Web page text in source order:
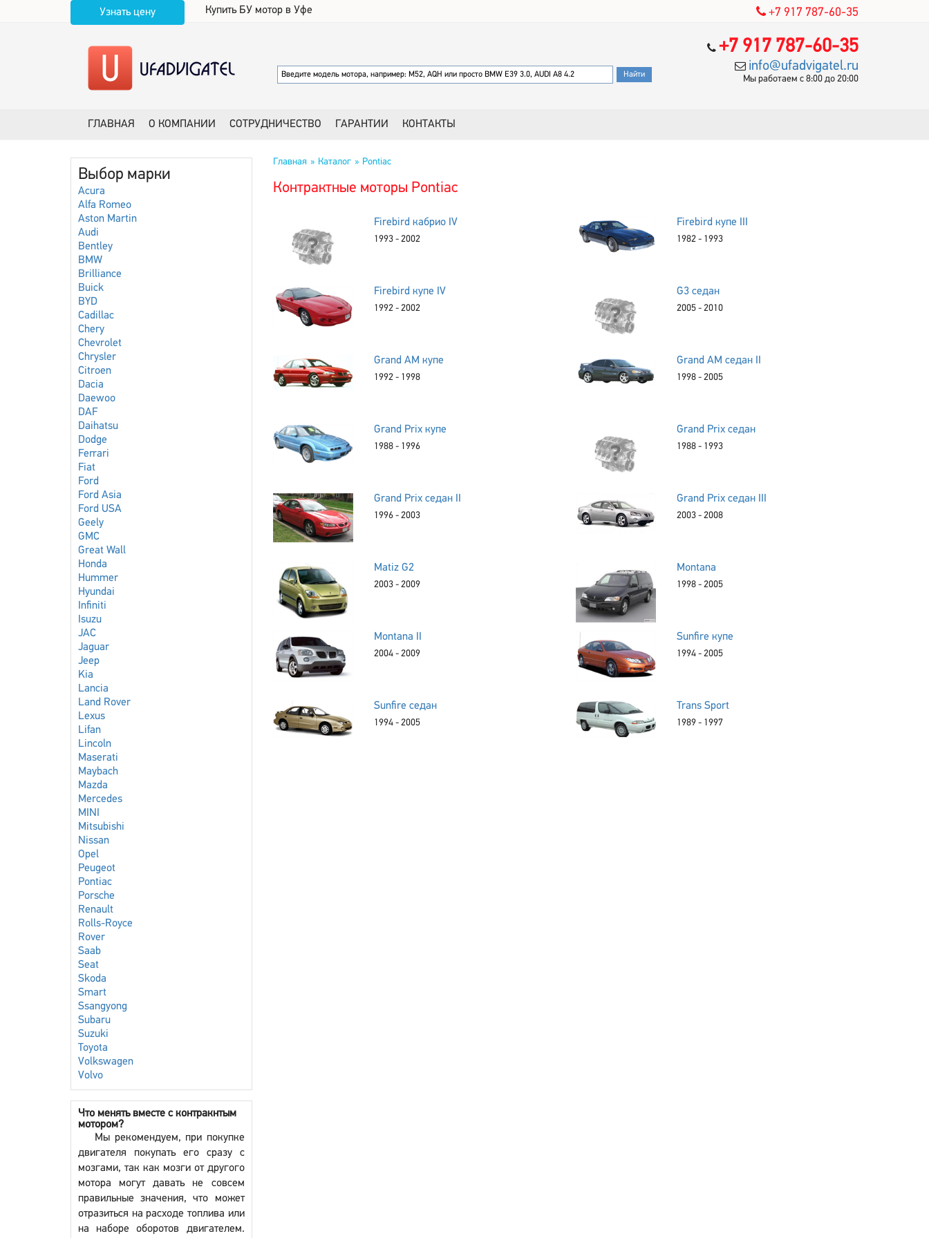
Узнать цену Купить БУ мотор в Уфе +7 917 787-60-35
+7 917 787-60-35
info@ufadvigatel.ru
Мы работаем с 8:00 до 20:00
ГЛАВНАЯ О КОМПАНИИ СОТРУДНИЧЕСТВО ГАРАНТИИ КОНТАКТЫ
Выбор марки
Acura
Alfa Romeo
Aston Martin
Audi
Bentley
BMW
Brilliance
Buick
BYD
Cadillac
Chery
Chevrolet
Chrysler
Citroen
Dacia
Daewoo
DAF
Daihatsu
Dodge
Ferrari
Fiat
Ford
Ford Asia
Ford USA
Geely
GMC
Great Wall
Honda
Hummer
Hyundai
Infiniti
Isuzu
JAC
Jaguar
Jeep
Kia
Lancia
Land Rover
Lexus
Lifan
Lincoln
Maserati
Maybach
Mazda
Mercedes
MINI
Mitsubishi
Nissan
Opel
Peugeot
Pontiac
Porsche
Renault
Rolls-Royce
Rover
Saab
Seat
Skoda
Smart
Ssangyong
Subaru
Suzuki
Toyota
Volkswagen
Volvo
Что менять вместе с контракнтым
мотором?
Мы рекомендуем, при покупке
двигателя покупать его сразу с
мозгами, так как мозги от другого
мотора могут давать не совсем
правильные значения, что может
отразиться на расходе топлива или
на наборе оборотов двигателем.
Главная Каталог Pontiac
Контрактные моторы Pontiac
Firebird кабрио IV
1993 - 2002
Firebird купе III
1982 - 1993
Firebird купе IV
1992 - 2002
G3 седан
2005 - 2010
Grand AM купе
1992 - 1998
Grand AM седан II
1998 - 2005
Grand Prix купе
1988 - 1996
Grand Prix седан
1988 - 1993
Grand Prix седан II
1996 - 2003
Grand Prix седан III
2003 - 2008
Matiz G2
2003 - 2009
Montana
1998 - 2005
Montana II
2004 - 2009
Sunfire купе
1994 - 2005
Sunfire седан
1994 - 2005
Trans Sport
1989 - 1997